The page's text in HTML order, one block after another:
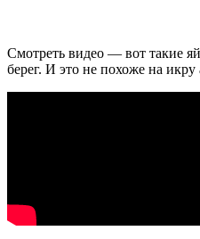
Смотреть видео — вот такие
берег. И это не похоже на икру